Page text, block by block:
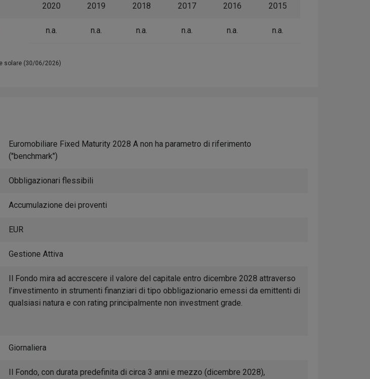
2020 2019 2018 2017 2016 2015
n.a. n.a. n.a. n.a. n.a. n.a.
solare (30/06/2026)
Euromobiliare Fixed Maturity 2028 A non ha parametro di riferimento
("benchmark")
Obbligazionari flessibili
Accumulazione dei proventi
EUR
Gestione Attiva
Il Fondo mira ad accrescere il valore del capitale entro dicembre 2028 attraverso
l’investimento in strumenti finanziari di tipo obbligazionario emessi da emittenti di
qualsiasi natura e con rating principalmente non investment grade.
Giornaliera
Il Fondo, con durata predefinita di circa 3 anni e mezzo (dicembre 2028),